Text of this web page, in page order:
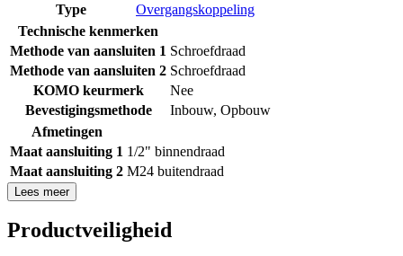
Type
Overgangskoppeling
Technische kenmerken
Methode van aansluiten 1 Schroefdraad
Methode van aansluiten 2 Schroefdraad
KOMO keurmerk
Nee
Bevestigingsmethode
Inbouw, Opbouw
Afmetingen
Maat aansluiting 1 1/2" binnendraad
Maat aansluiting 2 M24 buitendraad
Lees meer
Productveiligheid